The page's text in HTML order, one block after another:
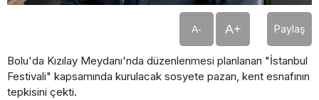
A- A+ Paylaş
Bolu'da Kızılay Meydanı'nda düzenlenmesi planlanan "İstanbul
Festivali" kapsamında kurulacak sosyete pazarı, kent esnafının
tepkisini çekti.